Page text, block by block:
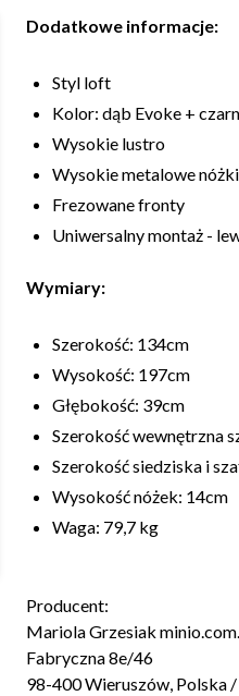
Dodatkowe informacje:
Styl loft
Kolor: dąb Evoke +
Wysokie lustro
Wysokie metalowe nóżki
Frezowane fronty
Uniwersalny montaż -
Wymiary:
Szerokość: 134cm
Wysokość: 197cm
Głębokość: 39cm
Szerokość wewnętrzna
Szerokość siedziska i
Wysokość nóżek: 14cm
Waga: 79,7 kg
Producent:
Mariola Grzesiak
Fabryczna 8e/46
98-400 Wieruszów, Polska